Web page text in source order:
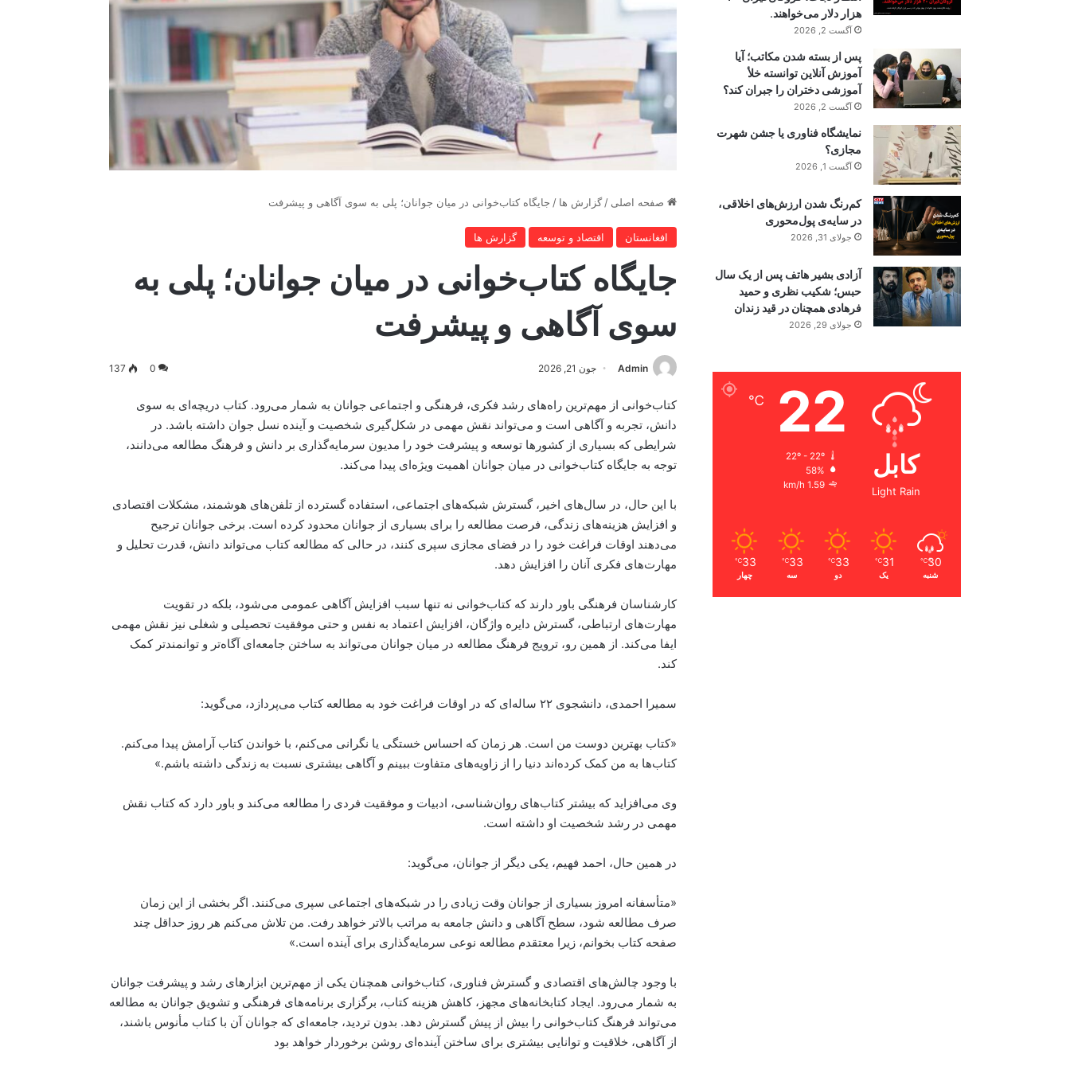
صفحه اصلی / گزارش ها / جایگاه کتاب‌خوانی در میان جوانان؛ پلی به سوی آگاهی و پیشرفت
افغانستان اقتصاد و توسعه گزارش ها
جایگاه کتاب‌خوانی در میان جوانان؛ پلی به
سوی آگاهی و پیشرفت
Admin جون 21, 2026 0
137
کتاب‌خوانی از مهم‌ترین راه‌های رشد فکری، فرهنگی و اجتماعی جوانان به شمار می‌رود. کتاب دریچه‌ای به سوی
دانش، تجربه و آگاهی است و می‌تواند نقش مهمی در شکل‌گیری شخصیت و آینده نسل جوان داشته باشد. در
شرایطی که بسیاری از کشورها توسعه و پیشرفت خود را مدیون سرمایه‌گذاری بر دانش و فرهنگ مطالعه می‌دانند،
توجه به جایگاه کتاب‌خوانی در میان جوانان اهمیت ویژه‌ای پیدا می‌کند.
با این حال، در سال‌های اخیر، گسترش شبکه‌های اجتماعی، استفاده گسترده از تلفن‌های هوشمند، مشکلات اقتصادی
و افزایش هزینه‌های زندگی، فرصت مطالعه را برای بسیاری از جوانان محدود کرده است. برخی جوانان ترجیح
می‌دهند اوقات فراغت خود را در فضای مجازی سپری کنند، در حالی که مطالعه کتاب می‌تواند دانش، قدرت تحلیل و
مهارت‌های فکری آنان را افزایش دهد.
کارشناسان فرهنگی باور دارند که کتاب‌خوانی نه تنها سبب افزایش آگاهی عمومی می‌شود، بلکه در تقویت
مهارت‌های ارتباطی، گسترش دایره واژگان، افزایش اعتماد به نفس و حتی موفقیت تحصیلی و شغلی نیز نقش مهمی
ایفا می‌کند. از همین رو، ترویج فرهنگ مطالعه در میان جوانان می‌تواند به ساختن جامعه‌ای آگاه‌تر و توانمندتر کمک
کند.
سمیرا احمدی، دانشجوی ۲۲ ساله‌ای که در اوقات فراغت خود به مطالعه کتاب می‌پردازد، می‌گوید:
«کتاب بهترین دوست من است. هر زمان که احساس خستگی یا نگرانی می‌کنم، با خواندن کتاب آرامش پیدا می‌کنم.
کتاب‌ها به من کمک کرده‌اند دنیا را از زاویه‌های متفاوت ببینم و آگاهی بیشتری نسبت به زندگی داشته باشم.»
وی می‌افزاید که بیشتر کتاب‌های روان‌شناسی، ادبیات و موفقیت فردی را مطالعه می‌کند و باور دارد که کتاب نقش
مهمی در رشد شخصیت او داشته است.
در همین حال، احمد فهیم، یکی دیگر از جوانان، می‌گوید:
«متأسفانه امروز بسیاری از جوانان وقت زیادی را در شبکه‌های اجتماعی سپری می‌کنند. اگر بخشی از این زمان
صرف مطالعه شود، سطح آگاهی و دانش جامعه به مراتب بالاتر خواهد رفت. من تلاش می‌کنم هر روز حداقل چند
صفحه کتاب بخوانم، زیرا معتقدم مطالعه نوعی سرمایه‌گذاری برای آینده است.»
با وجود چالش‌های اقتصادی و گسترش فناوری، کتاب‌خوانی همچنان یکی از مهم‌ترین ابزارهای رشد و پیشرفت جوانان
به شمار می‌رود. ایجاد کتابخانه‌های مجهز، کاهش هزینه کتاب، برگزاری برنامه‌های فرهنگی و تشویق جوانان به مطالعه
می‌تواند فرهنگ کتاب‌خوانی را بیش از پیش گسترش دهد. بدون تردید، جامعه‌ای که جوانان آن با کتاب مأنوس باشند،
از آگاهی، خلاقیت و توانایی بیشتری برای ساختن آینده‌ای روشن برخوردار خواهد بود
هزار دلار می‌خواهند.
آگست 2, 2026
پس از بسته شدن مکاتب؛ آیا
آموزش آنلاین توانسته خلأ
آموزشی دختران را جبران کند؟
آگست 2, 2026
نمایشگاه فناوری یا جشن شهرت
مجازی؟
آگست 1, 2026
کم‌رنگ شدن ارزش‌های اخلاقی،
در سایه‌ی پول‌محوری
جولای 31, 2026
آزادی بشیر هاتف پس از یک سال
حبس؛ شکیب نظری و حمید
فرهادی همچنان در قید زندان
جولای 29, 2026
کابل
Light Rain
22
℃
22º - 22º
58%
1.59 km/h
30
℃
شنبه
31
℃
یک
33
℃
دو
33
℃
سه
33
℃
چهار